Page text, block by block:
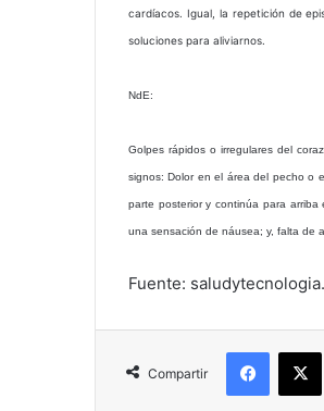
cardíacos. Igual, la repetición de
soluciones para aliviarnos.
NdE:
Golpes rápidos o irregulares del
signos: Dolor en el área del pecho o
parte posterior y continúa para
una sensación de náusea; y, falta de
Fuente:
Compartir
X